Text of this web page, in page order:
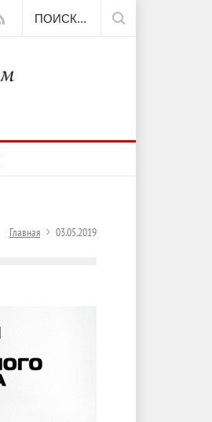
Главная 03.05.2019